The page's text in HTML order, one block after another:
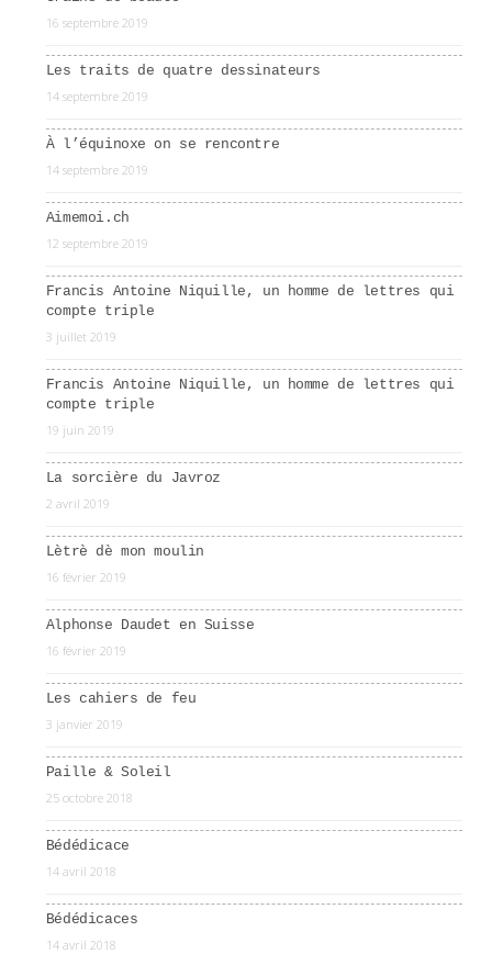
16 septembre 2019
Les traits de quatre dessinateurs
14 septembre 2019
À l’équinoxe on se rencontre
14 septembre 2019
Aimemoi.ch
12 septembre 2019
Francis Antoine Niquille, un homme de lettres qui
compte triple
3 juillet 2019
Francis Antoine Niquille, un homme de lettres qui
compte triple
19 juin 2019
La sorcière du Javroz
2 avril 2019
Lètrè dè mon moulin
16 février 2019
Alphonse Daudet en Suisse
16 février 2019
Les cahiers de feu
3 janvier 2019
Paille & Soleil
25 octobre 2018
Bédédicace
14 avril 2018
Bédédicaces
14 avril 2018